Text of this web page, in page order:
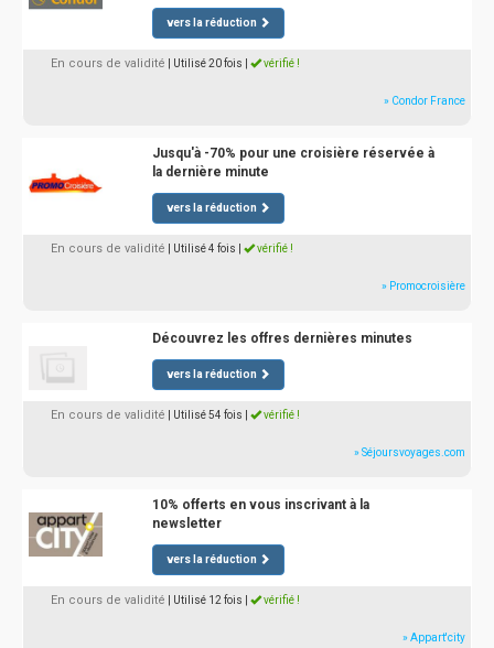
vers la réduction
En cours de validité | Utilisé 20 fois vérifié !
» Condor France
Jusqu'à -70% pour une croisière réservée à
la dernière minute
vers la réduction
En cours de validité | Utilisé 4 fois vérifié !
» Promocroisière
Découvrez les offres dernières minutes
vers la réduction
En cours de validité | Utilisé 54 fois vérifié !
» Séjoursvoyages.com
10% offerts en vous inscrivant à la
newsletter
vers la réduction
En cours de validité | Utilisé 12 fois vérifié !
» Appart'city